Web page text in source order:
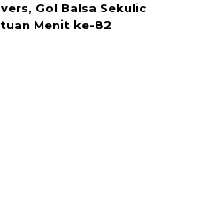
Gol Balsa Sekulic
Menit ke-82